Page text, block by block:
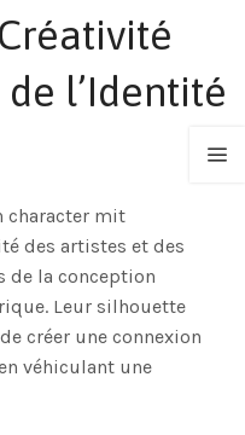
l’Identité
character mit
des artistes et des
de la conception
Leur silhouette
créer une connexion
véhiculant une